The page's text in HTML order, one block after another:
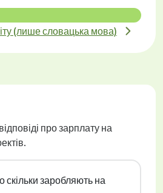
(лише словацька мова)
про зарплату на
скільки заробляють на